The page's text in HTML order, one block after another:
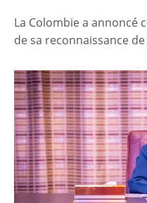
La Colombie a annoncé
de sa reconnaissance de